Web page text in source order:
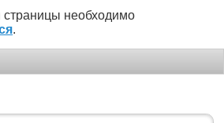
страницы необходимо
.